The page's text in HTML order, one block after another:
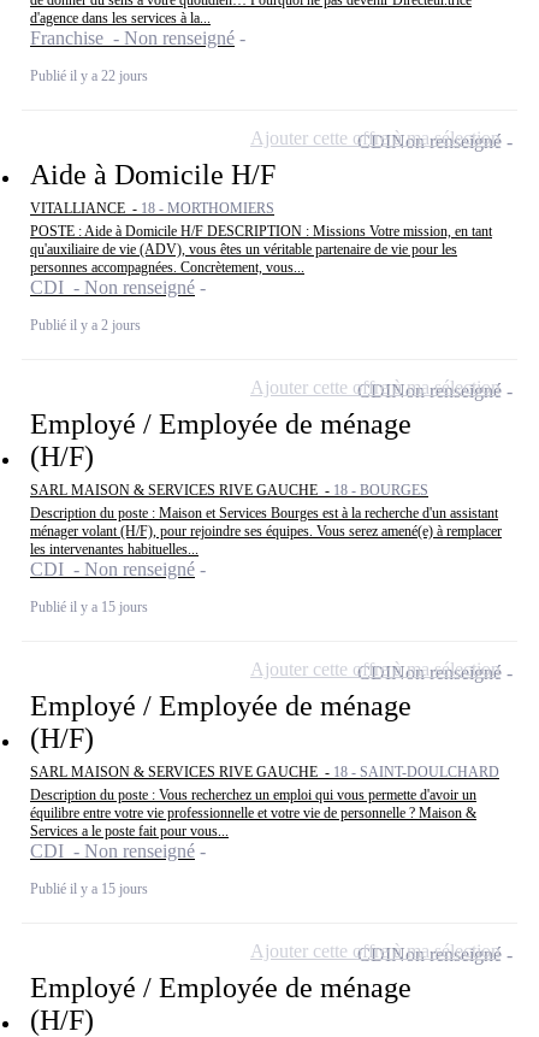
d'agence dans les services à la...
Franchise - Non renseigné
Publié il y a 22 jours
Aide à Domicile H/F
VITALLIANCE - 18 - MORTHOMIERS
POSTE : Aide à Domicile H/F DESCRIPTION : Missions Votre mission, en tant
qu'auxiliaire de vie (ADV), vous êtes un véritable partenaire de vie pour les
personnes accompagnées. Concrètement, vous...
CDI - Non renseigné
Publié il y a 2 jours
CDINon renseigné
Ajouter cette offre à ma sélection
Employé / Employée de ménage
(H/F)
SARL MAISON & SERVICES RIVE GAUCHE - 18 - BOURGES
Description du poste : Maison et Services Bourges est à la recherche d'un assistant
ménager volant (H/F), pour rejoindre ses équipes. Vous serez amené(e) à remplacer
les intervenantes habituelles...
CDI - Non renseigné
Publié il y a 15 jours
CDINon renseigné
Ajouter cette offre à ma sélection
Employé / Employée de ménage
(H/F)
SARL MAISON & SERVICES RIVE GAUCHE - 18 - SAINT-DOULCHARD
Description du poste : Vous recherchez un emploi qui vous permette d'avoir un
équilibre entre votre vie professionnelle et votre vie de personnelle ? Maison &
Services a le poste fait pour vous...
CDI - Non renseigné
Publié il y a 15 jours
CDINon renseigné
Ajouter cette offre à ma sélection
Employé / Employée de ménage
(H/F)
CDINon renseigné
Ajouter cette offre à ma sélection